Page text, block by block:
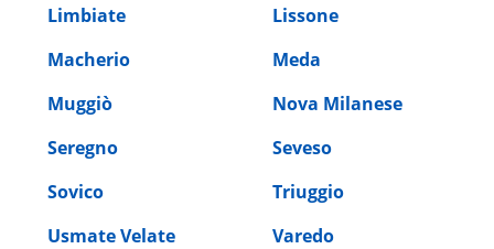
Limbiate
Lissone
Macherio
Meda
Muggiò
Nova Milanese
Seregno
Seveso
Sovico
Triuggio
Usmate Velate
Varedo